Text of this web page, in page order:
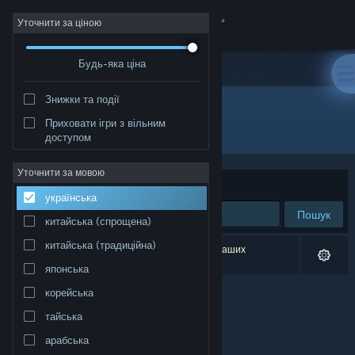
Увійти
Крамниця
Інформація
Підтримка
Змінити мову
Переглянути повну версію
Уточнити за ціною
Будь-яка ціна
Знижки та події
Приховати ігри з вільним
доступом
Уточнити за мовою
українська
китайська (спрощена)
китайська (традиційна)
японська
корейська
тайська
арабська
Розробник: Eliser Wiedemann
Упорядкувати за доречністю
Пошук
Результатів вашого пошуку: 0. Відповідно до ваших
уподобань було виключено 1 найменування.